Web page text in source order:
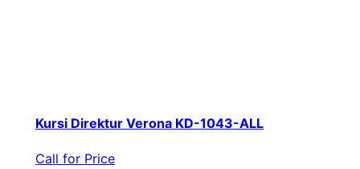
Kursi Direktur Verona KD-1043-ALL
Call for Price